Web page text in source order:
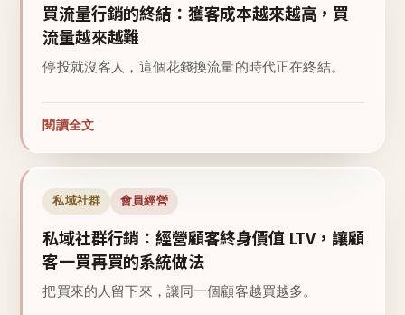
買流量行銷的終結：獲客成本越來越高，買
流量越來越難
停投就沒客人，這個花錢換流量的時代正在終結。
閱讀全文
私域社群 會員經營
私域社群行銷：經營顧客終身價值 LTV，讓顧
客一買再買的系統做法
把買來的人留下來，讓同一個顧客越買越多。